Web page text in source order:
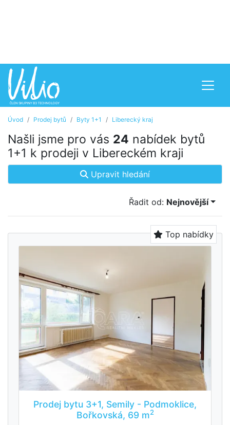
Úvod Prodej bytů Byty 1+1 Liberecký kraj
Našli jsme pro vás 24 nabídek bytů
1+1 k prodeji v Libereckém kraji
Upravit hledání
Řadit od: Nejnovější
Top nabídky
Prodej bytu 3+1, Semily - Podmoklice,
Bořkovská, 69 m2